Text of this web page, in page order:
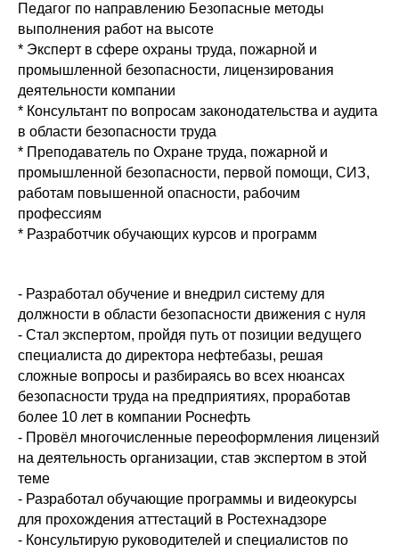
Педагог по направлению Безопасные методы
выполнения работ на высоте
* Эксперт в сфере охраны труда, пожарной и
промышленной безопасности, лицензирования
деятельности компании
* Консультант по вопросам законодательства и аудита
в области безопасности труда
* Преподаватель по Охране труда, пожарной и
промышленной безопасности, первой помощи, СИЗ,
работам повышенной опасности, рабочим
профессиям
* Разработчик обучающих курсов и программ
- Разработал обучение и внедрил систему для
должности в области безопасности движения с нуля
- Стал экспертом, пройдя путь от позиции ведущего
специалиста до директора нефтебазы, решая
сложные вопросы и разбираясь во всех нюансах
безопасности труда на предприятиях, проработав
более 10 лет в компании Роснефть
- Провёл многочисленные переоформления лицензий
на деятельность организации, став экспертом в этой
теме
- Разработал обучающие программы и видеокурсы
для прохождения аттестаций в Ростехнадзоре
- Консультирую руководителей и специалистов по